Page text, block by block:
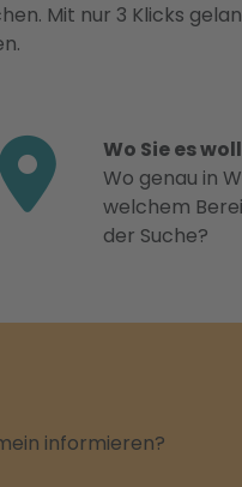
Mit nur 3 Klicks
Wo Sie es
Wo genau in
welchem
der Suche?
informieren?